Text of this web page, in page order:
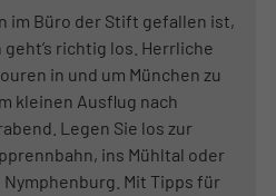
im Büro der Stift gefallen ist,
geht’s richtig los. Herrliche
in und um München zu
kleinen Ausflug nach
Legen Sie los zur
ins Mühltal oder
Nymphenburg. Mit Tipps für